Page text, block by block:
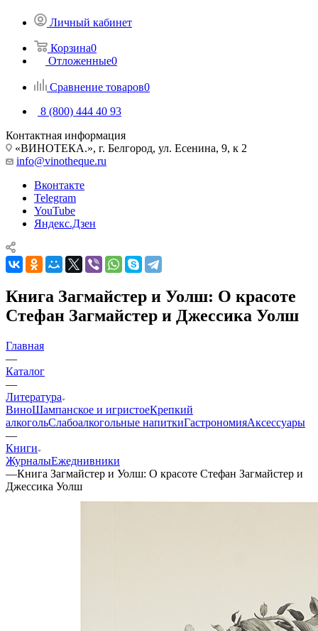
Личный кабинет
Корзина0
Отложенные0
Сравнение товаров0
8 (800) 444 40 93
Контактная информация
«ВИНОТЕКА.», г. Белгород, ул. Есенина, 9, к 2
info@vinotheque.ru
Вконтакте
Telegram
YouTube
Яндекс.Дзен
Книга Загмайстер и Уолш: О красоте
Стефан Загмайстер и Джессика Уолш
Главная
—
Каталог
—
Литература
ВиноШампанское и игристоеКрепкий
алкогольСлабоалкогольные напиткиГастрономияАксессуары
—
Книги
ЖурналыЕжеднивники
—Книга Загмайстер и Уолш: О красоте Стефан Загмайстер и
Джессика Уолш